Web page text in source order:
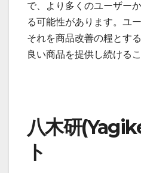
で、より多くのユーザー
る可能性があります。ユ
それを商品改善の糧とす
良い商品を提供し続ける
八木研
ト